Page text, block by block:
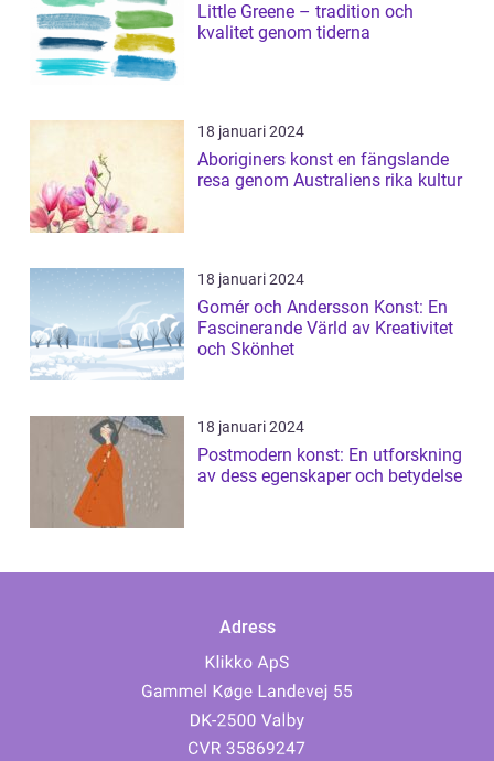
Little Greene – tradition och
kvalitet genom tiderna
18 januari 2024
Aboriginers konst en fängslande
resa genom Australiens rika kultur
18 januari 2024
Gomér och Andersson Konst: En
Fascinerande Värld av Kreativitet
och Skönhet
18 januari 2024
Postmodern konst: En utforskning
av dess egenskaper och betydelse
Adress